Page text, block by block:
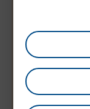
900
De dilluns
peninsular)